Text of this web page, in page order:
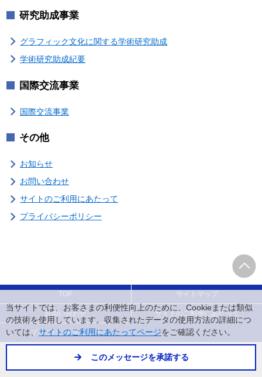
研究助成事業
グラフィック文化に関する学術研究助成
学術研究助成紀要
国際交流事業
国際交流事業
その他
お知らせ
お問い合わせ
サイトのご利用にあたって
プライバシーポリシー
TOP サイトマップ
お問い合わせ サイトのご利用にあたって
プライバシーポリシー
当サイトでは、お客さまの利便性向上のために、Cookieまたは類似
の技術を使用しています。収集されたデータの使用方法の詳細につ
いては、 サイトのご利用にあたってページをご確認ください。
このメッセージを承諾する